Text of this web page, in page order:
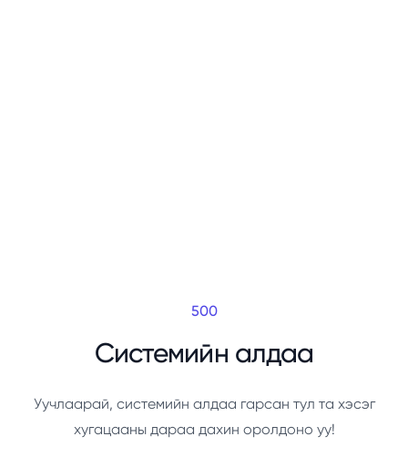
500
Системийн алдаа
Уучлаарай, системийн алдаа гарсан тул та хэсэг
хугацааны дараа дахин оролдоно уу!